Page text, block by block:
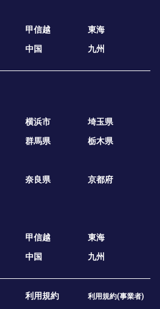
甲信越
東海
中国 九州
横浜市
埼玉県
群馬県 栃木県
奈良県
京都府
甲信越
東海
中国 九州
利用規約 利用規約(事業者)